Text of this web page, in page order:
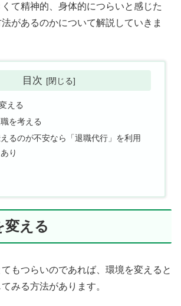
て精神的、身体的につらいと感じた
があるのかについて解説していきま
目次
える
を考える
るのが不安なら「退職代行」を利用
り
変える
もつらいのであれば、環境を変えると
みる方法があります。